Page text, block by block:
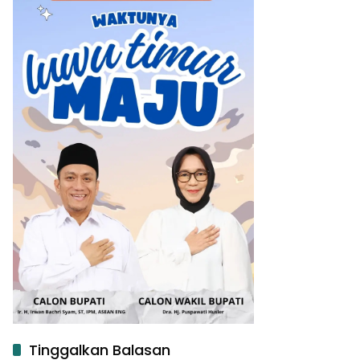
Tinggalkan Balasan